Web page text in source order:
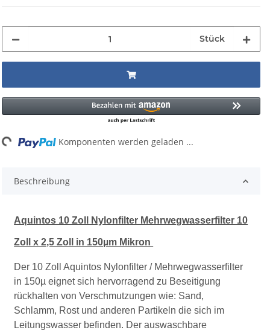
Stück
Komponenten werden geladen ...
Beschreibung
Aquintos 10 Zoll Nylonfilter Mehrwegwasserfilter 10
Zoll x 2,5 Zoll in 150µm Mikron
Der 10 Zoll Aquintos Nylonfilter / Mehrwegwasserfilter
in 150µ eignet sich hervorragend zu Beseitigung
rückhalten von Verschmutzungen wie: Sand,
Schlamm, Rost und anderen Partikeln die sich im
Leitungswasser befinden. Der auswaschbare